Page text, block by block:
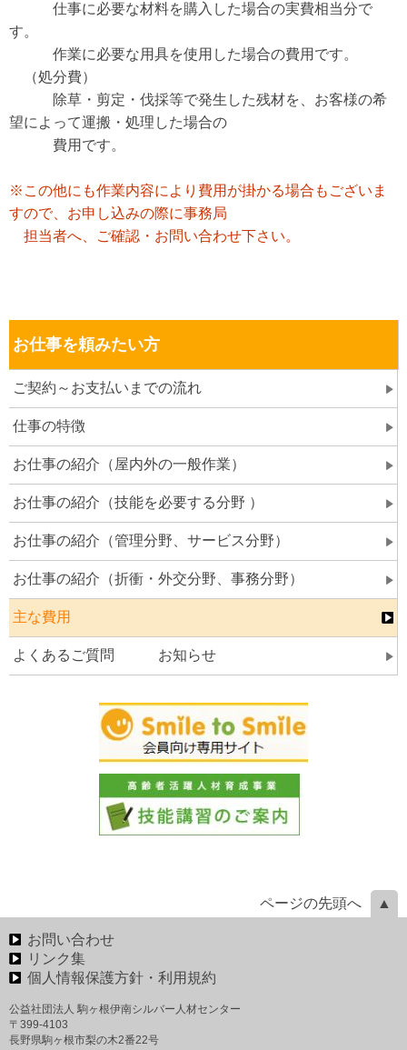
仕事に必要な材料を購入した場合の実費相当分で
す。
作業に必要な用具を使用した場合の費用です。
（処分費）
除草・剪定・伐採等で発生した残材を、お客様の希
望によって運搬・処理した場合の
費用です。
※この他にも作業内容により費用が掛かる場合もございま
すので、お申し込みの際に事務局
担当者へ、ご確認・ お問い合わせ下さい。
お仕事を頼みたい方
ご契約～お支払いまでの流れ
仕事の特徴
お仕事の紹介（屋内外の一般作業）
お仕事の紹介（技能を必要する分野 ）
お仕事の紹介（管理分野、サービス分野）
お仕事の紹介（折衝・外交分野、事務分野）
主な費用
よくあるご質問 お知らせ
ページの先頭へ
お問い合わせ
リンク集
個人情報保護方針・利用規約
公益社団法人 駒ヶ根伊南シルバー人材センター
〒399-4103
長野県駒ヶ根市梨の木2番22号